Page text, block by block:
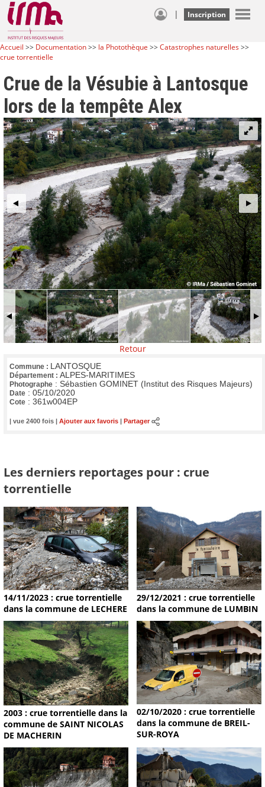
| Inscription
Accueil >> Documentation>> la Photothèque >>Catastrophes naturelles>>
crue torrentielle
Crue de la Vésubie à Lantosque
lors de la tempête Alex
Retour
Commune : LANTOSQUE
Département : ALPES-MARITIMES
Photographe : Sébastien GOMINET (Institut des Risques Majeurs)
Date : 05/10/2020
Cote : 361w004EP
| vue 2400 fois | Ajouter aux favoris Partager
Les derniers reportages pour : crue
torrentielle
14/11/2023 : crue torrentielle
dans la commune de LECHERE
29/12/2021 : crue torrentielle
dans la commune de LUMBIN
2003 : crue torrentielle dans la
commune de SAINT NICOLAS
DE MACHERIN
02/10/2020 : crue torrentielle
dans la commune de BREIL-
SUR-ROYA